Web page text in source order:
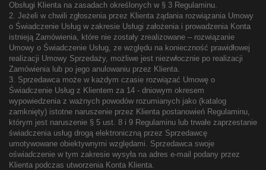
Obsługi Klienta na zasadach określonych w § 3 Regulaminu.
2. Jeżeli w chwili zgłoszenia przez Klienta żądania rozwiązania Umowy
o Świadczenie Usług w zakresie Usługi założenia i prowadzenia Konta
istnieją Zamówienia, które nie zostały zrealizowane – rozwiązanie
Umowy o Świadczenie Usług, ze względu na konieczność prawidłowej
realizacji Umowy Sprzedaży, możliwe jest niezwłocznie po realizacji
Zamówienia lub po jego anulowaniu przez Klienta.
3. Sprzedawca może w każdym czasie rozwiązać Umowę o
Świadczenie Usług z Klientem za 14 - dniowym okresem
wypowiedzenia z ważnych powodów rozumianych jako (katalog
zamknięty) istotne naruszenie przez Klienta postanowień Regulaminu,
którym jest naruszenie § 5 ust. 8 i 9 Regulaminu lub trwałe zaprzestanie
świadczenia usług drogą elektroniczną przez Sprzedawcę
umotywowane obiektywnymi względami. Sprzedawca swoje
oświadczenie w tym zakresie wysyła na adres e-mail podany przez
Klienta podczas utworzenia Konta Klienta.